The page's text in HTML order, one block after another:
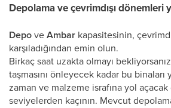
Depolama ve çevrimdışı dönemleri
DepoveAmbar kapasitesinin,
karşıladığından emin olun.
Birkaç saat uzakta olmayı
taşmasını önleyecek kadar bu
zaman ve malzeme israfına yol
seviyelerden kaçının. Mevcut